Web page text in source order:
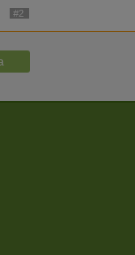
#2